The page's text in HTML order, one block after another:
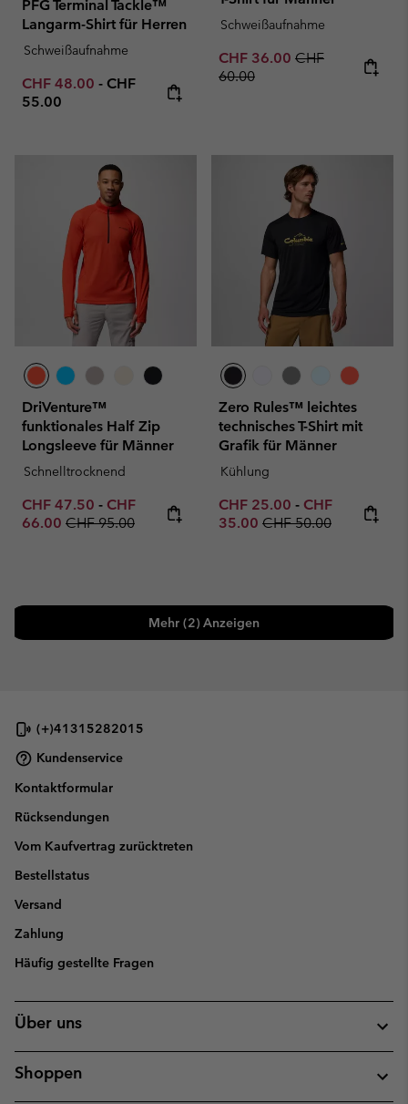
PFG Terminal Tackle™
Langarm-Shirt für Herren
Schweißaufnahme
Minimum sale price:
CHF 48.00 - Maximum price:
CHF
55.00
Schweißaufnahme
Sale price:
CHF 36.00 Regular price:
CHF
60.00
DriVenture™
funktionales Half Zip
Longsleeve für Männer
Schnelltrocknend
Minimum sale price:
CHF 47.50 - Maximum sale price:
CHF
66.00 Regular price:
CHF 95.00
Zero Rules™ leichtes
technisches T-Shirt mit
Grafik für Männer
Kühlung
Minimum sale price:
CHF 25.00 - Maximum sale
CHF
35.00 Regular price:
CHF 50.00
Mehr (2) Anzeigen
(+)41315282015
Kundenservice
Kontaktformular
Rücksendungen
Vom Kaufvertrag zurücktreten
Bestellstatus
Versand
Zahlung
Häufig gestellte Fragen
Über uns
Shoppen